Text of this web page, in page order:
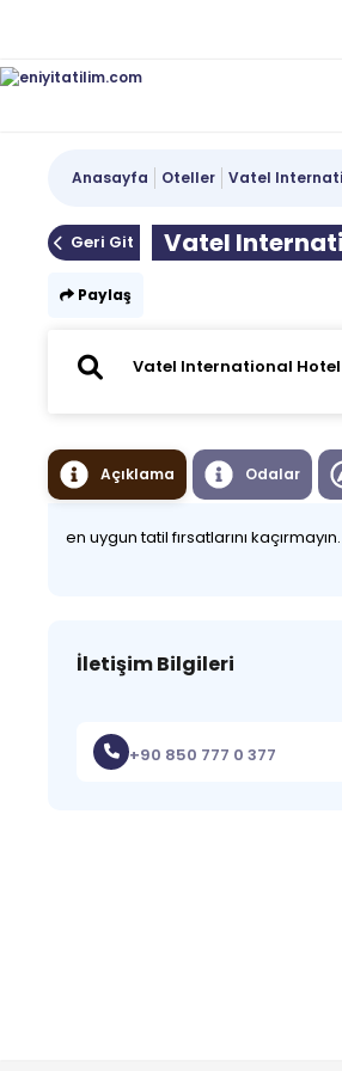
Anasayfa Oteller Vatel
Geri Git Vatel
Paylaş
Açıklama Odalar
en uygun tatil fırsatlarını
İletişim Bilgileri
+90 850 777 0 377